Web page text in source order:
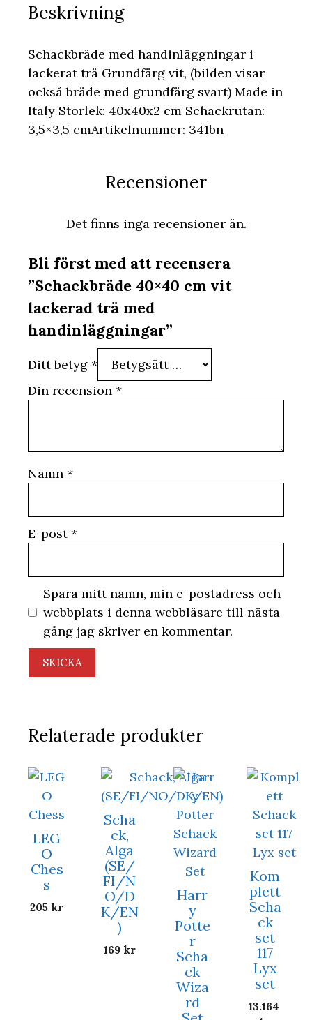
Beskrivning
Schackbräde med handinläggningar i
lackerat trä Grundfärg vit, (bilden visar
också bräde med grundfärg svart) Made in
Italy Storlek: 40x40x2 cm Schackrutan:
3,5×3,5 cmArtikelnummer: 341bn
Recensioner
Det finns inga recensioner än.
Bli först med att recensera
”Schackbräde 40×40 cm vit
lackerad trä med
handinläggningar”
Ditt betyg *
Din recension *
Namn *
E-post*
Spara mitt namn, min e-postadress och
webbplats i denna webbläsare till nästa
gång jag skriver en kommentar.
Relaterade produkter
LEG
O
Ches
s
205 kr
Scha
ck,
Alga
(SE/
FI/N
O/D
K/EN
)
169 kr
Harr
y
Potte
r
Scha
ck
Wiza
rd
Kom
plett
Scha
ck
set
117
Lyx
set
13.164